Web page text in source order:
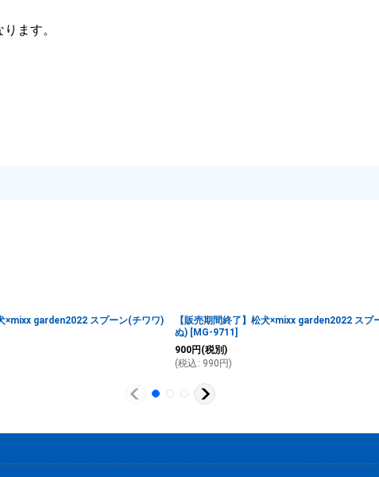
ます。
×mixx garden2022 スプーン(チワワ)
【販売期間終了】松犬×mixx garden2022 スプ
ぬ) [MG-9711 ]
900円 (税別)
(税込 : 990 円)